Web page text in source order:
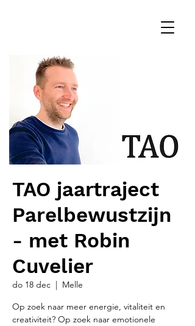
TAO jaartraject
Parelbewustzijn
- met Robin
Cuvelier
do 18 dec
  |
Melle
Op zoek naar meer energie, vitaliteit en
creativiteit? Op zoek naar emotionele